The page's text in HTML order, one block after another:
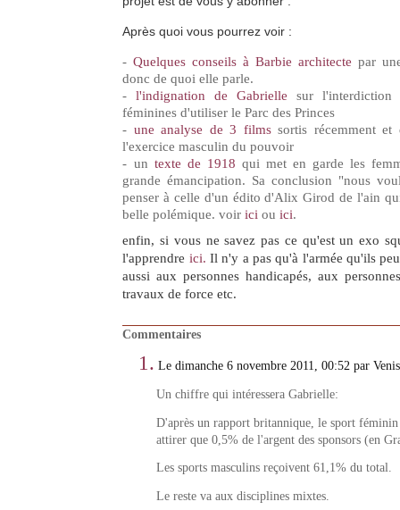
Après quoi vous pourrez voir :
-Quelques conseils à Barbie architecte par
donc de quoi elle parle.
-l'indignation de Gabrielle sur l'interdiction
féminines d'utiliser le Parc des Princes
- une analyse de 3 filmssortis récemment et
l'exercice masculin du pouvoir
- un texte de 1918 qui met en garde les
grande émancipation. Sa conclusion "nous
penser à celle d'un édito d'Alix Girod de l'ain
belle polémique. voirici ouici.
enfin, si vous ne savez pas ce qu'est un exo
l'apprendre ici. Il n'y a pas qu'à l'armée qu'ils
aussi aux personnes handicapés, aux
travaux de force etc.
Commentaires
1. Le dimanche 6 novembre 2011, 00:52 par
Un chiffre qui intéressera Gabrielle:
D'après un rapport britannique, le sport
attirer que 0,5% de l'argent des sponsors (en
Les sports masculins reçoivent 61,1% du total.
Le reste va aux disciplines mixtes.